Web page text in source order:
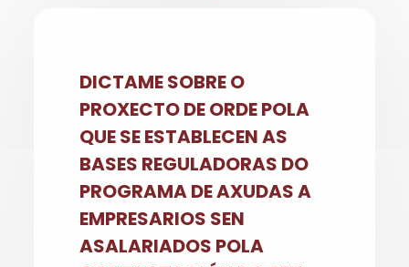
DICTAME SOBRE O
PROXECTO DE ORDE POLA
QUE SE ESTABLECEN AS
BASES REGULADORAS DO
PROGRAMA DE AXUDAS A
EMPRESARIOS SEN
ASALARIADOS POLA